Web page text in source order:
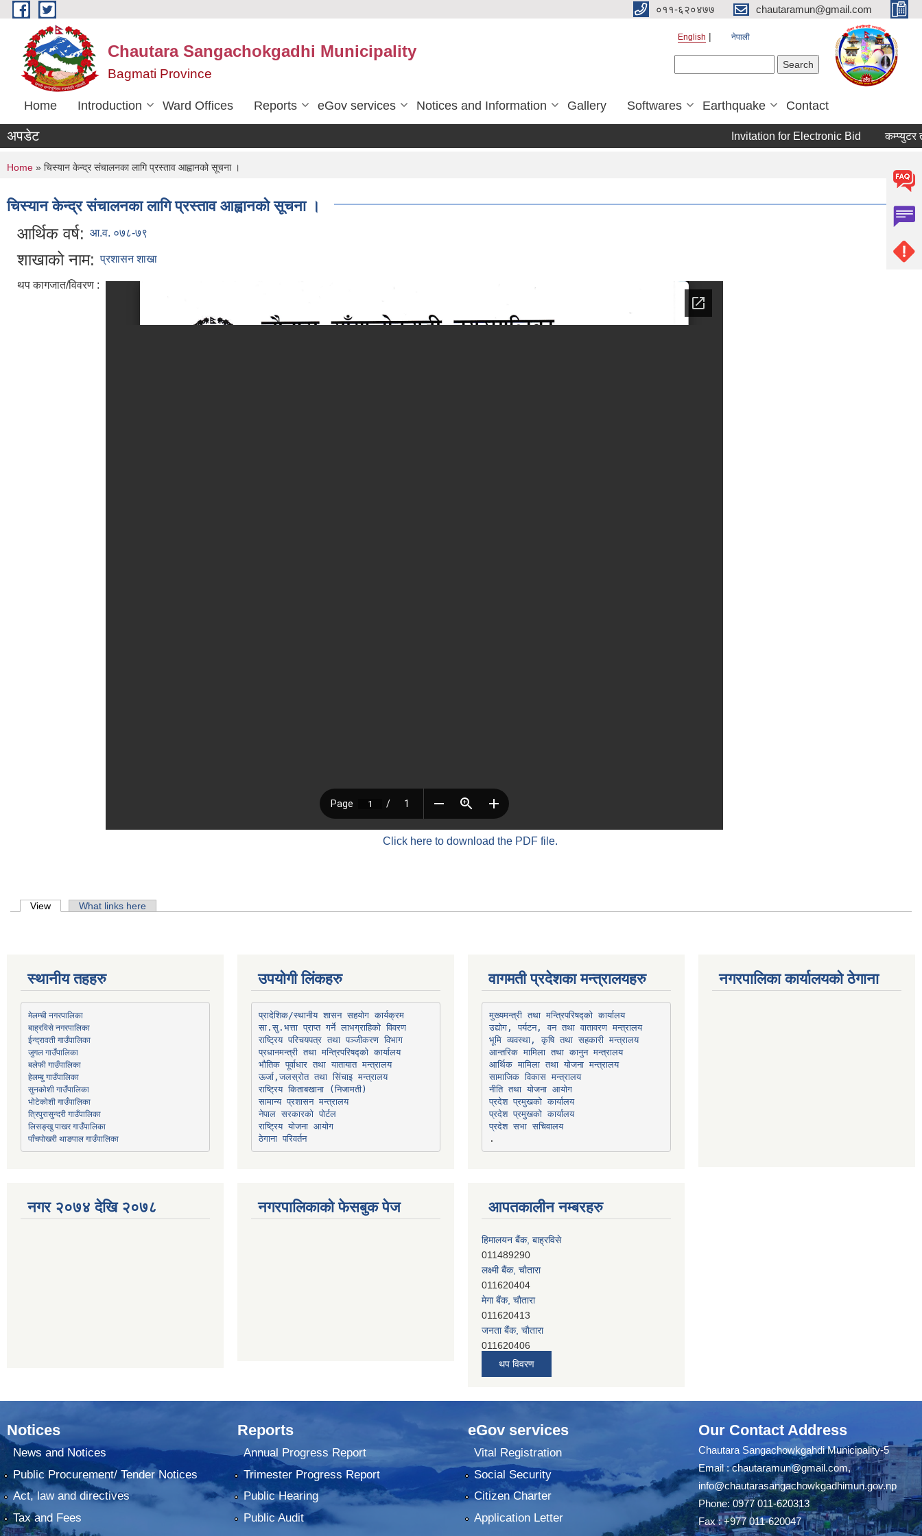
Skip to main content ०११-६२०४७७ chautaramun@gmail.com
Chautara Sangachokgadhi Municipality
Bagmati Province
English नेपाली
Home Introduction Ward Offices Reports eGov services Notices and Information Gallery Softwares Earthquake Contact
अपडेट Invitation for Electronic Bid कम्प्युटर
You are here
Home » चिस्यान केन्द्र संचालनका लागि प्रस्ताव आह्वानको सूचना ।
चिस्यान केन्द्र संचालनका लागि प्रस्ताव आह्वानको सूचना ।
आर्थिक वर्ष: आ.व. ०७८-७९
शाखाको नाम: प्रशासन शाखा
थप कागजात/विवरण :
Click here to download the PDF file.
Primary tabs
View (active tab)What links here
स्थानीय तहहरु
मेलम्ची नगरपालिका
बाह्रविसे नगरपालिका
ईन्द्रावती गाउँपालिका
जुगल गाउँपालिका
बलेफी गाउँपालिका
हेलम्बु गाउँपालिका
सुनकोशी गाउँपालिका
भोटेकोशी गाउँपालिका
त्रिपुरासुन्दरी गाउँपालिका
लिसङ्खु पाखर गाउँपालिका
पाँचपोखरी थाङपाल गाउँपालिका
नगर २०७४ देखि २०७८
उपयोगी लिंकहरु
प्रादेशिक/स्थानीय शासन सहयोग कार्यक्रम
सा.सु.भत्ता प्राप्त गर्ने लाभग्राहिको विवरण
राष्ट्रिय परिचयपत्र तथा पञ्‍जीकरण विभाग
प्रधानमन्त्री तथा मन्त्रिपरिषद्को कार्यालय
भौतिक पूर्वाधार तथा यातायात मन्त्रालय
ऊर्जा,जलस्रोत तथा सिंचाइ मन्त्रालय
सामान्य प्रशासन मन्त्रालय
नेपाल सरकारको पोर्टल
राष्ट्रिय योजना आयोग
ठेगाना परिवर्तन
नगरपालिकाको फेसबुक पेज
वागमती प्रदेशका मन्त्रालयहरु
मुख्यमन्त्री तथा मन्त्रिपरिषद्को कार्यालय
उद्योग, पर्यटन, वन तथा वातावरण मन्त्रालय
भूमि व्यवस्था, कृषि तथा सहकारी मन्त्रालय
आन्तरिक मामिला तथा कानुन मन्त्रालय
आर्थिक मामिला तथा योजना मन्त्रालय
सामाजिक विकास मन्त्रालय
नीति तथा योजना आयोग
प्रदेश प्रमुखको कार्यालय
प्रदेश प्रमुखको कार्यालय
प्रदेश सभा सचिवालय
आपतकालीन नम्बरहरु
हिमालयन बैंक, बाह्रविसे
011489290
लक्ष्मी बैंक, चाैतारा
011620404
मेगा बैंक, चाैतारा
011620413
जनता बैंक, चाैतारा
011620406
देव विकास बैंक, बाह्रविसे
011403051
011401055
नेपाल क्रेडिट एण्ड कमर्स बैंक, चाैतारा
011620402
यति विकास बैंक, मांखा
011482150
011489259
थप विवरण
नगरपालिका कार्यालयको ठेगाना
Notices
News and Notices
Public Procurement/ Tender Notices
Act, law and directives
Tax and Fees
Reports
Annual Progress Report
Trimester Progress Report
Public Hearing
Public Audit
eGov services
Vital Registration
Social Security
Citizen Charter
Application Letter
Our Contact Address
Chautara Sangachowkgahdi Municipality-5
Email :chautaramun@gmail.com,
info@chautarasangachowkgadhimun.gov.np
Phone: 0977 011-620313
Fax : +977 011-620047